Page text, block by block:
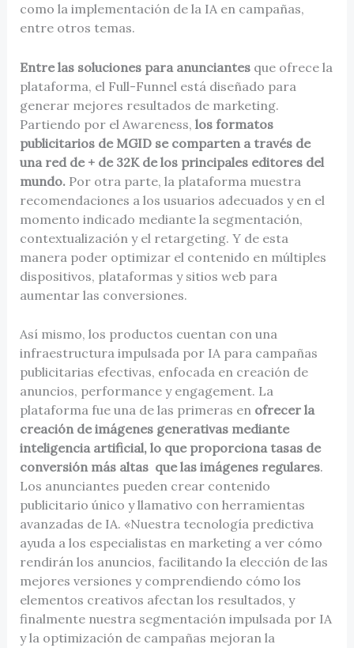
como la implementación de la IA en campañas,
entre otros temas.
Entre las soluciones para anunciantes que ofrece la
plataforma, el Full-Funnel está diseñado para
generar mejores resultados de marketing.
Partiendo por el Awareness, los formatos
publicitarios de MGID se comparten a través de
una red de + de 32K de los principales editores del
mundo. Por otra parte, la plataforma muestra
recomendaciones a los usuarios adecuados y en el
momento indicado mediante la segmentación,
contextualización y el retargeting. Y de esta
manera poder optimizar el contenido en múltiples
dispositivos, plataformas y sitios web para
aumentar las conversiones.
Así mismo, los productos cuentan con una
infraestructura impulsada por IA para campañas
publicitarias efectivas, enfocada en creación de
anuncios, performance y engagement. La
plataforma fue una de las primeras en ofrecer la
creación de imágenes generativas mediante
inteligencia artificial, lo que proporciona tasas de
conversión más altas que las imágenes regulares.
Los anunciantes pueden crear contenido
publicitario único y llamativo con herramientas
avanzadas de IA. «Nuestra tecnología predictiva
ayuda a los especialistas en marketing a ver cómo
rendirán los anuncios, facilitando la elección de las
mejores versiones y comprendiendo cómo los
elementos creativos afectan los resultados, y
finalmente nuestra segmentación impulsada por IA
y la optimización de campañas mejoran la